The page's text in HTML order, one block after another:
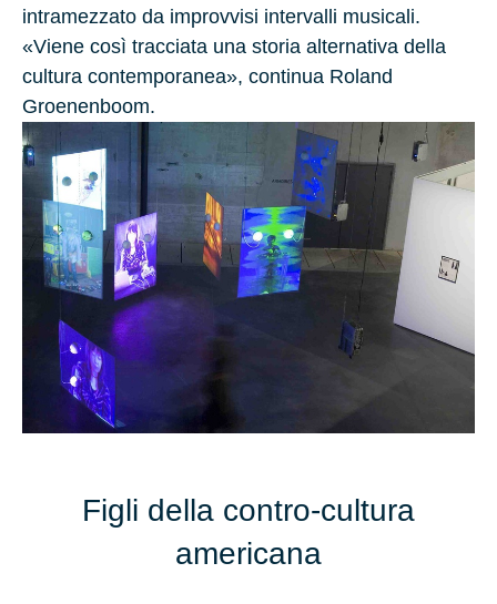
intramezzato da improvvisi intervalli musicali.
«Viene così tracciata una storia alternativa della
cultura contemporanea», continua Roland
Groenenboom.
Figli della contro-cultura
americana